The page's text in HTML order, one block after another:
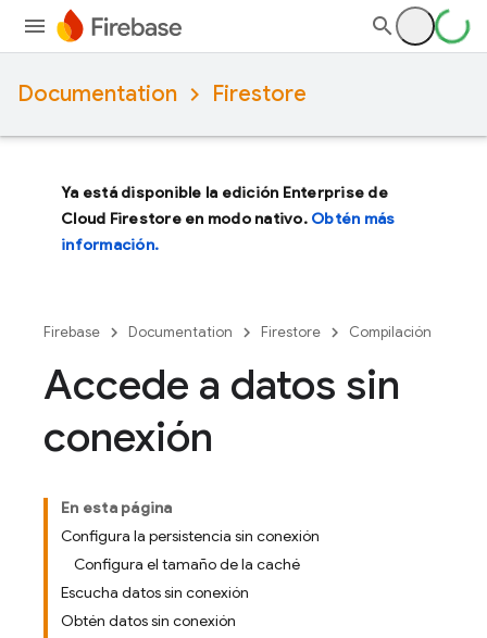
Documentation Firestore
Ya está disponible la edición Enterprise de
Cloud Firestore en modo nativo. Obtén más
información.
Firebase Documentation Firestore Compilación
Accede a datos sin
conexión
En esta página
Configura la persistencia sin conexión
Configura el tamaño de la caché
Escucha datos sin conexión
Obtén datos sin conexión